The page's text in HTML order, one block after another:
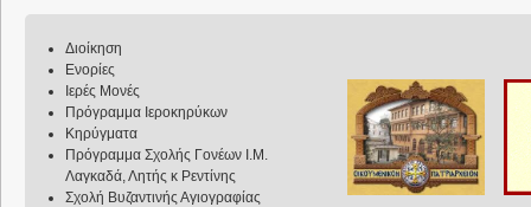
Διοίκηση
Ενορίες
Ιερές Μονές
Πρόγραμμα Ιεροκηρύκων
Κηρύγματα
Πρόγραμμα Σχολής Γονέων Ι.Μ.
Λαγκαδά, Λητής κ Ρεντίνης
Σχολή Βυζαντινής Αγιογραφίας